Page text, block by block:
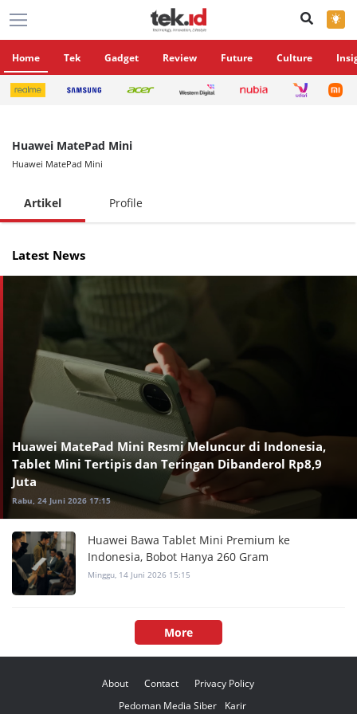
×
Home Tek Gadget Review Future Culture
Huawei MatePad Mini
Huawei MatePad Mini
Artikel Profile
Latest News
Huawei MatePad Mini Resmi Meluncur di Indonesia,
Tablet Mini Tertipis dan Teringan Dibanderol Rp8,9
Juta
Rabu, 24 Juni 2026 17:15
Huawei Bawa Tablet Mini Premium ke
Indonesia, Bobot Hanya 260 Gram
Minggu, 14 Juni 2026 15:15
More
About Contact
Privacy Policy
Pedoman Media Siber
Karir